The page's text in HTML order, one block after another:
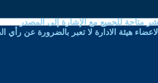
متاحة للجميع مع الإشارة إلى المصدر
هيئة الادارة لا تعبر بالضرورة عن رأي